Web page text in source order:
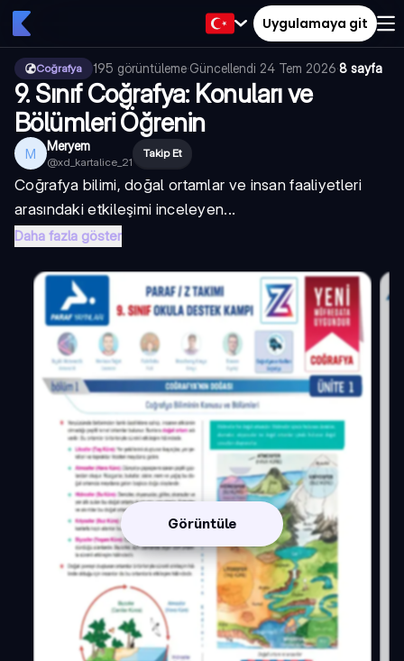
Uygulamaya git
Coğrafya 195 görüntüleme·Güncellendi 24 Tem 2026·8 sayfa
9. Sınıf Coğrafya: Konuları ve
Bölümleri Öğrenin
M Meryem
@xd_kartalice_21
Takip Et
Coğrafya bilimi, doğal ortamlar ve insan faaliyetleri
arasındaki etkileşimi inceleyen...
Daha fazla göster
Görüntüle